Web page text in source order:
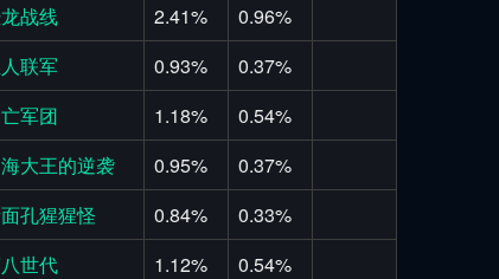
战线
2.41%
0.96%
联军
0.93%
0.37%
军团
1.18%
0.54%
大王的逆袭
0.95%
0.37%
孔猩猩怪
0.84%
0.33%
世代
1.12%
0.54%